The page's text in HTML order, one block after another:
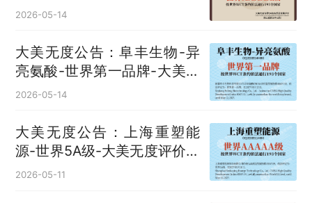
国
2026-05-14
大美无度公告：阜丰生物-异
亮氨酸‌-世界第一品牌-大美无
度评价通193国
2026-05-14
大美无度公告：上海重塑能
源-世界5A级-大美无度评价通
193国
2026-05-11